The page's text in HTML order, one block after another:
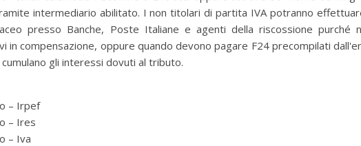
intermediario abilitato. I non titolari di partita IVA potranno
presso Banche, Poste Italiane e agenti della riscossione purché
in compensazione, oppure quando devono pagare F24 precompilati
gli interessi dovuti al tributo.
– Irpef
– Ires
– Iva